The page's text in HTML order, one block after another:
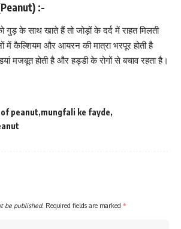
:-
गुड़ के साथ खाते हैं तोजोड़ों के दर्दमें राहत मिलती
मेंकैल्शियम और आयरन की मात्रा भरपूर होती है
मजबूत होती है और हड्डी के रोगों से बचाव रहता है।
peanut mungfali ke fayde
be published. Required fields are marked *